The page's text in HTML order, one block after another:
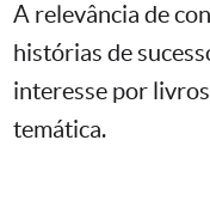
A relevância de
histórias de
interesse por
temática.